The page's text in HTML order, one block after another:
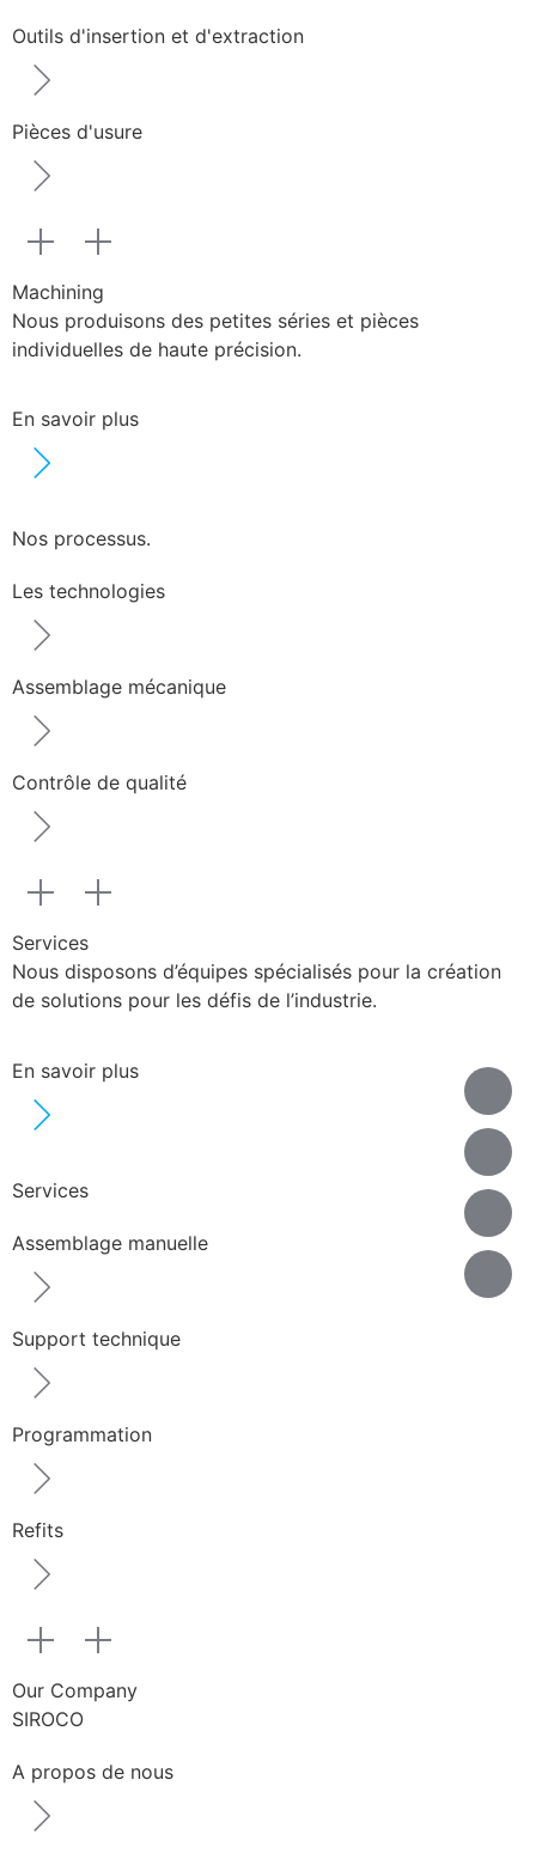
Outils d'insertion et d'extraction
Pièces d'usure
Machining
Nous produisons des petites séries et pièces
individuelles de haute précision.
En savoir plus
Nos processus.
Les technologies
Assemblage mécanique
Contrôle de qualité
Services
Nous disposons d’équipes spécialisés pour la création
de solutions pour les défis de l’industrie.
En savoir plus
Services
Assemblage manuelle
Support technique
Programmation
Refits
Our Company
SIROCO
A propos de nous